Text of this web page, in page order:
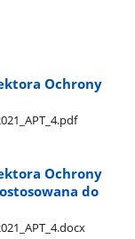
Ochrony
Ochrony
do